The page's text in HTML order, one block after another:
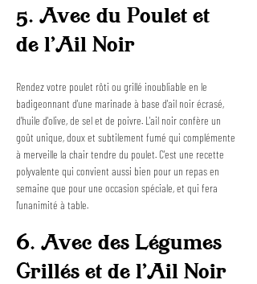
5. Avec du Poulet et
de l'Ail Noir
Rendez votre poulet rôti ou grillé inoubliable en le
badigeonnant d'une marinade à base d'ail noir écrasé,
d'huile d'olive, de sel et de poivre. L'ail noir confère un
goût unique, doux et subtilement fumé qui complémente
à merveille la chair tendre du poulet. C'est une recette
polyvalente qui convient aussi bien pour un repas en
semaine que pour une occasion spéciale, et qui fera
l'unanimité à table.
6. Avec des Légumes
Grillés et de l'Ail Noir